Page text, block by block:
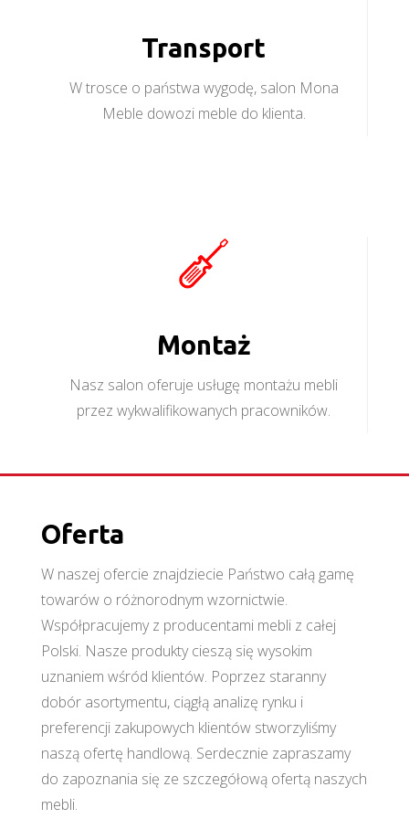
Transport
W trosce o państwa wygodę, salon Mona
Meble dowozi meble do klienta.
Montaż
Nasz salon oferuje usługę montażu mebli
przez wykwalifikowanych pracowników.
Oferta
W naszej ofercie znajdziecie Państwo całą gamę
towarów o różnorodnym wzornictwie.
Współpracujemy z producentami mebli z całej
Polski. Nasze produkty cieszą się wysokim
uznaniem wśród klientów. Poprzez staranny
dobór asortymentu, ciągłą analizę rynku i
preferencji zakupowych klientów stworzyliśmy
naszą ofertę handlową. Serdecznie zapraszamy
do zapoznania się ze szczegółową ofertą naszych
mebli.